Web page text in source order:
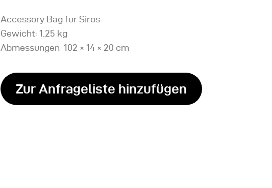
Accessory Bag für Siros
Gewicht: 1.25 kg
Abmessungen: 102 × 14 × 20 cm
Zur Anfrageliste hinzufügen